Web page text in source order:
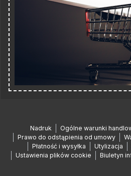
Nadruk Ogólne warunki
Prawo do odstąpienia od umowy
Płatność i wysyłka
Utylizacja
Ustawienia plików cookie
Biuletyn